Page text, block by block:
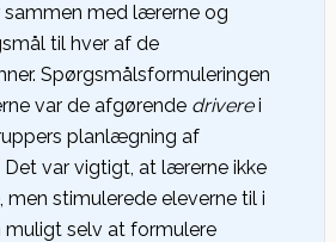
med lærerne og
til hver af de
Spørgsmålsformuleringen
var de afgørende driverei
planlægning af
Det var vigtigt, at lærerne ikke
men stimulerede eleverne til i
muligt selv at formulere